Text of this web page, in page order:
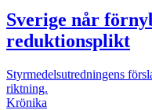
Sverige når
reduktionsplikt
Styrmedelsutredningens
riktning.
Krönika